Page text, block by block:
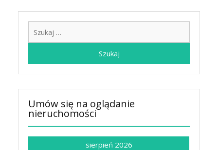
Umów się na oglądanie
nieruchomości
sierpień 2026